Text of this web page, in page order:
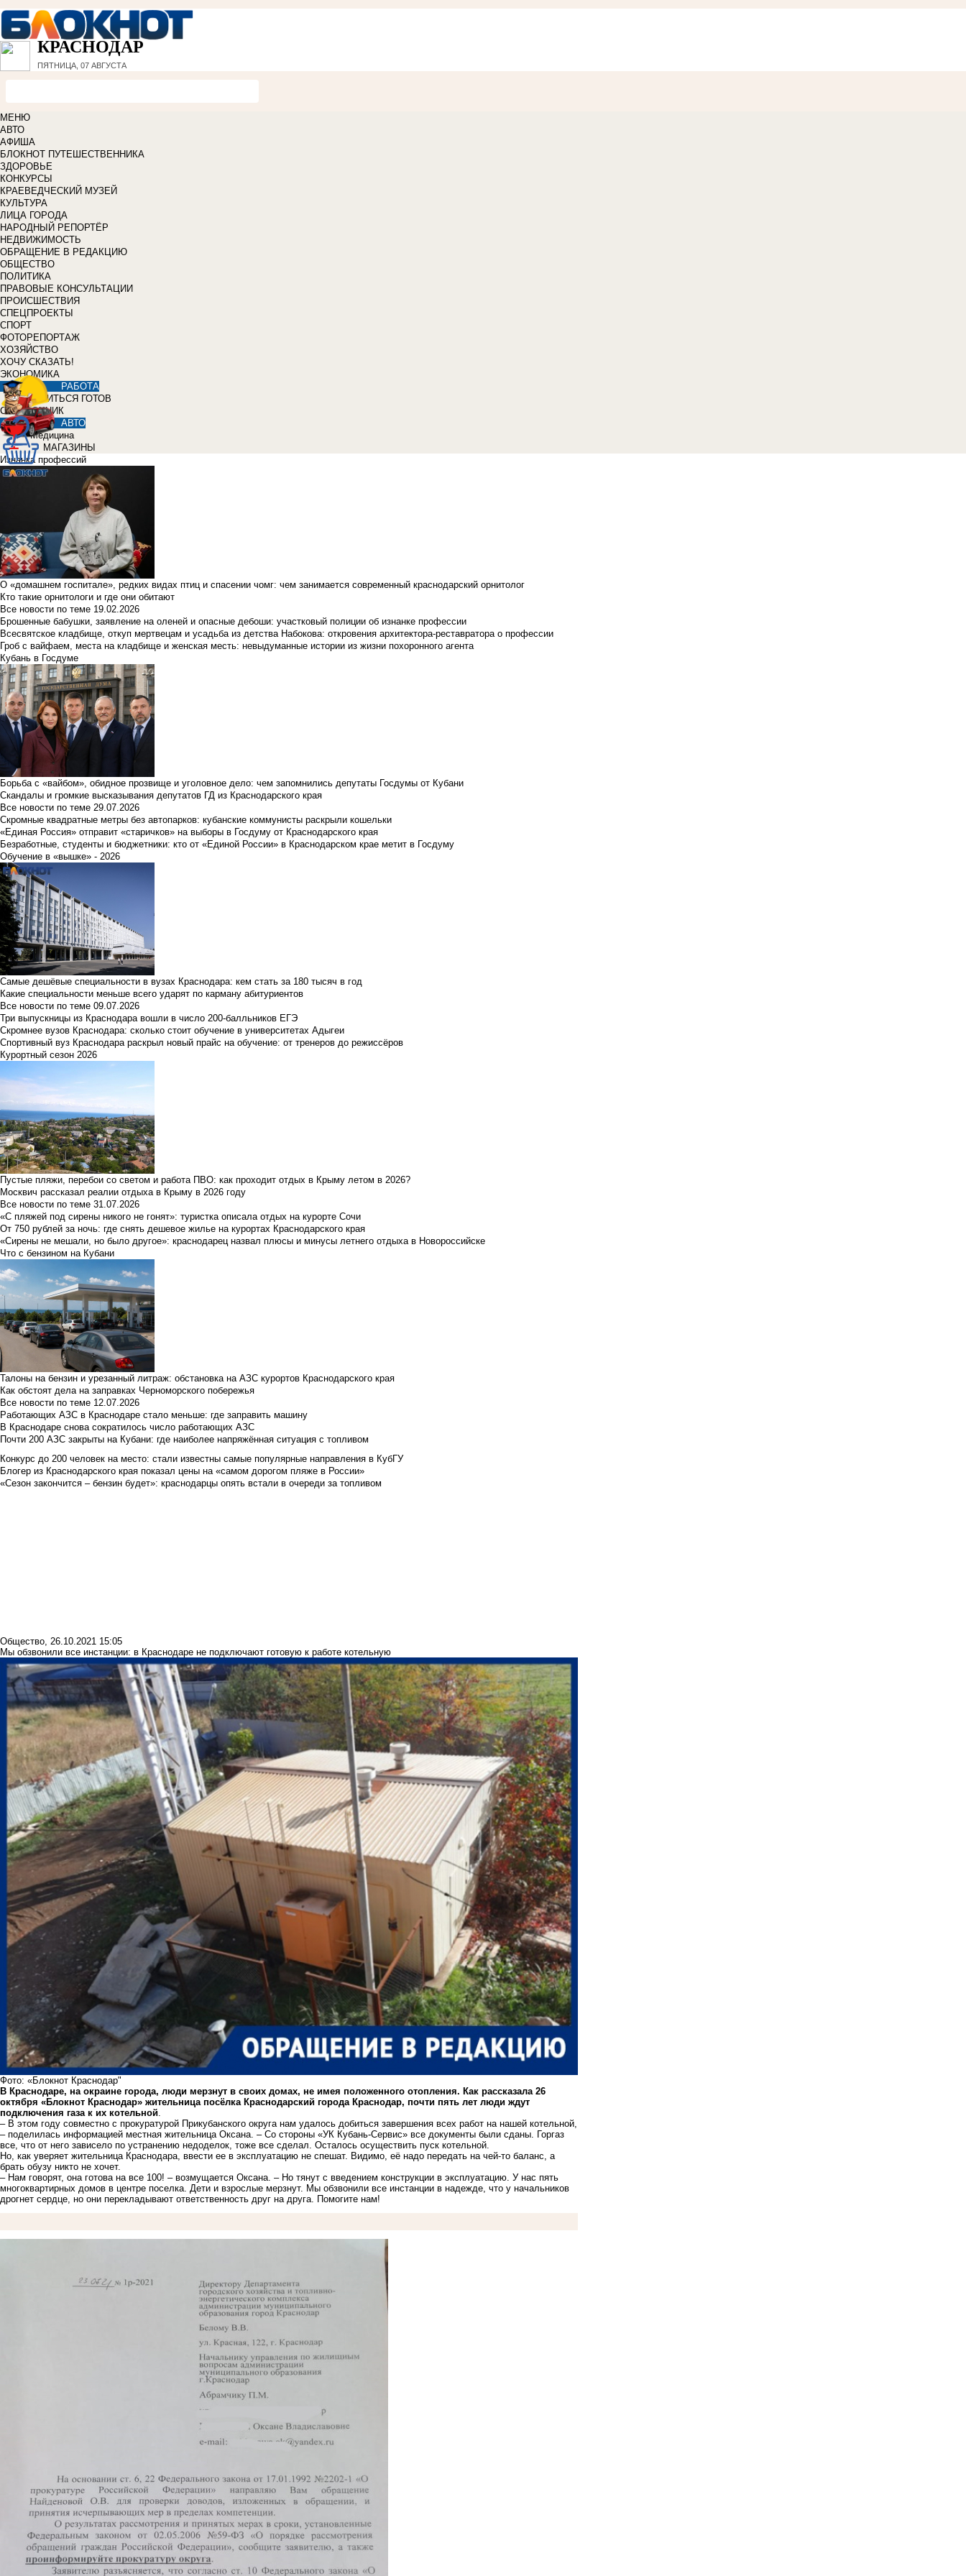
КРАСНОДАР
ПЯТНИЦА, 07 АВГУСТА
МЕНЮ
АВТО
АФИША
БЛОКНОТ ПУТЕШЕСТВЕННИКА
ЗДОРОВЬЕ
КОНКУРСЫ
КРАЕВЕДЧЕСКИЙ МУЗЕЙ
КУЛЬТУРА
ЛИЦА ГОРОДА
НАРОДНЫЙ РЕПОРТЁР
НЕДВИЖИМОСТЬ
ОБРАЩЕНИЕ В РЕДАКЦИЮ
ОБЩЕСТВО
ПОЛИТИКА
ПРАВОВЫЕ КОНСУЛЬТАЦИИ
ПРОИСШЕСТВИЯ
СПЕЦПРОЕКТЫ
СПОРТ
ФОТОРЕПОРТАЖ
ХОЗЯЙСТВО
ХОЧУ СКАЗАТЬ!
ЭКОНОМИКА
РАБОТА
УЧИТЬСЯ ГОТОВ
СПРАВОЧНИК
АВТО
Медицина
МАГАЗИНЫ
Изнанка профессий
О «домашнем госпитале», редких видах птиц и спасении чомг: чем занимается современный краснодарский орнитолог
Кто такие орнитологи и где они обитают
Все новости по теме 19.02.2026
Брошенные бабушки, заявление на оленей и опасные дебоши: участковый полиции об изнанке профессии
Всесвятское кладбище, откуп мертвецам и усадьба из детства Набокова: откровения архитектора-реставратора о профессии
Гроб с вайфаем, места на кладбище и женская месть: невыдуманные истории из жизни похоронного агента
Кубань в Госдуме
Борьба с «вайбом», обидное прозвище и уголовное дело: чем запомнились депутаты Госдумы от Кубани
Скандалы и громкие высказывания депутатов ГД из Краснодарского края
Все новости по теме 29.07.2026
Скромные квадратные метры без автопарков: кубанские коммунисты раскрыли кошельки
«Единая Россия» отправит «старичков» на выборы в Госдуму от Краснодарского края
Безработные, студенты и бюджетники: кто от «Единой России» в Краснодарском крае метит в Госдуму
Обучение в «вышке» - 2026
Самые дешёвые специальности в вузах Краснодара: кем стать за 180 тысяч в год
Какие специальности меньше всего ударят по карману абитуриентов
Все новости по теме 09.07.2026
Три выпускницы из Краснодара вошли в число 200-балльников ЕГЭ
Скромнее вузов Краснодара: сколько стоит обучение в университетах Адыгеи
Спортивный вуз Краснодара раскрыл новый прайс на обучение: от тренеров до режиссёров
Курортный сезон 2026
Пустые пляжи, перебои со светом и работа ПВО: как проходит отдых в Крыму летом в 2026?
Москвич рассказал реалии отдыха в Крыму в 2026 году
Все новости по теме 31.07.2026
«С пляжей под сирены никого не гонят»: туристка описала отдых на курорте Сочи
От 750 рублей за ночь: где снять дешевое жилье на курортах Краснодарского края
«Сирены не мешали, но было другое»: краснодарец назвал плюсы и минусы летнего отдыха в Новороссийске
Что с бензином на Кубани
Талоны на бензин и урезанный литраж: обстановка на АЗС курортов Краснодарского края
Как обстоят дела на заправках Черноморского побережья
Все новости по теме 12.07.2026
Работающих АЗС в Краснодаре стало меньше: где заправить машину
В Краснодаре снова сократилось число работающих АЗС
Почти 200 АЗС закрыты на Кубани: где наиболее напряжённая ситуация с топливом
Конкурс до 200 человек на место: стали известны самые популярные направления в КубГУ
Блогер из Краснодарского края показал цены на «самом дорогом пляже в России»
«Сезон закончится – бензин будет»: краснодарцы опять встали в очереди за топливом
Общество, 26.10.2021 15:05
Мы обзвонили все инстанции: в Краснодаре не подключают готовую к работе котельную
Фото: «Блокнот Краснодар"
В Краснодаре, на окраине города, люди мерзнут в своих домах, не имея положенного отопления. Как рассказала 26
октября «Блокнот Краснодар» жительница посёлка Краснодарский города Краснодар, почти пять лет люди ждут
подключения газа к их котельной.
– В этом году совместно с прокуратурой Прикубанского округа нам удалось добиться завершения всех работ на нашей котельной,
– поделилась информацией местная жительница Оксана. – Со стороны «УК Кубань-Сервис» все документы были сданы. Горгаз
все, что от него зависело по устранению недоделок, тоже все сделал. Осталось осуществить пуск котельной.
Но, как уверяет жительница Краснодара, ввести ее в эксплуатацию не спешат. Видимо, её надо передать на чей-то баланс, а
брать обузу никто не хочет.
– Нам говорят, она готова на все 100! ­– возмущается Оксана. – Но тянут с введением конструкции в эксплуатацию. У нас пять
многоквартирных домов в центре поселка. Дети и взрослые мерзнут. Мы обзвонили все инстанции в надежде, что у начальников
дрогнет сердце, но они перекладывают ответственность друг на друга. Помогите нам!